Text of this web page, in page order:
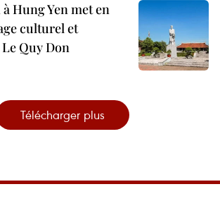
Hung Yen met en
culturel et
Quy Don
Télécharger plus